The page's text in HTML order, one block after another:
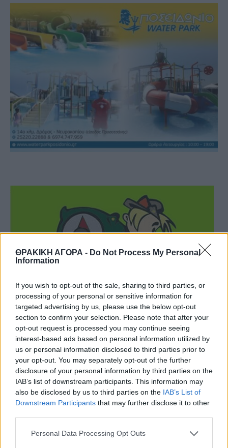
ΘΡΑΚΙΚΗ ΑΓΟΡΑ - Do Not Process My Personal
Information
If you wish to opt-out of the sale, sharing to third parties, or
processing of your personal or sensitive information for
targeted advertising by us, please use the below opt-out
section to confirm your selection. Please note that after your
opt-out request is processed you may continue seeing
interest-based ads based on personal information utilized by
us or personal information disclosed to third parties prior to
your opt-out. You may separately opt-out of the further
disclosure of your personal information by third parties on the
IAB’s list of downstream participants. This information may
also be disclosed by us to third parties on the IAB’s List of
Downstream Participants that may further disclose it to other
Personal Data Processing Opt Outs